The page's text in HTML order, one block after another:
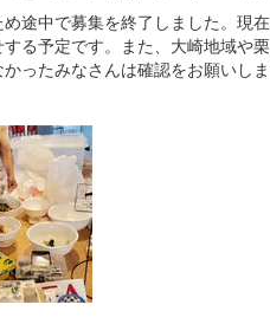
途中で募集を終了しました。現
る予定です。また、大崎地域
ったみなさんは確認をお願い